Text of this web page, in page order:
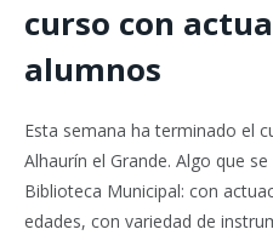
curso con
alumnos
Esta semana ha terminado el
Alhaurín el Grande. Algo que
Biblioteca Municipal: con
edades, con variedad de